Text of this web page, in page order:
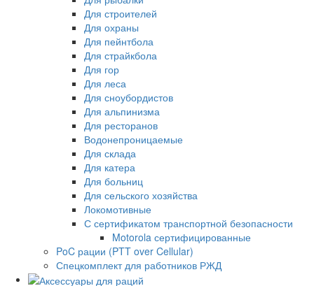
Для строителей
Для охраны
Для пейнтбола
Для страйкбола
Для гор
Для леса
Для сноубордистов
Для альпинизма
Для ресторанов
Водонепроницаемые
Для склада
Для катера
Для больниц
Для сельского хозяйства
Локомотивные
С сертификатом транспортной безопасности
Motorola сертифицированные
PoC рации (PTT over Cellular)
Спецкомплект для работников РЖД